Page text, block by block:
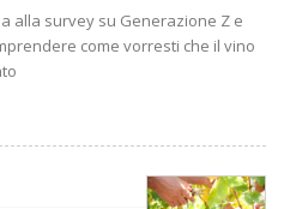
alla survey su Generazione Z e
come vorresti che il vino